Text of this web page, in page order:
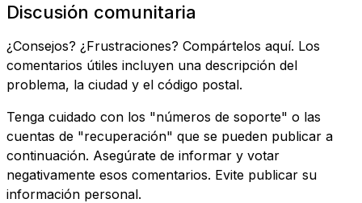
Discusión comunitaria
¿Consejos? ¿Frustraciones? Compártelos aquí. Los
comentarios útiles incluyen una descripción del
problema, la ciudad y el código postal.
Tenga cuidado con los "números de soporte" o las
cuentas de "recuperación" que se pueden publicar a
continuación. Asegúrate de informar y votar
negativamente esos comentarios. Evite publicar su
información personal.